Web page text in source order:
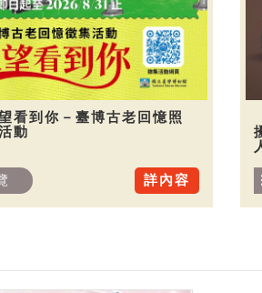
望看到你－臺博古老回憶照
動
詳內容